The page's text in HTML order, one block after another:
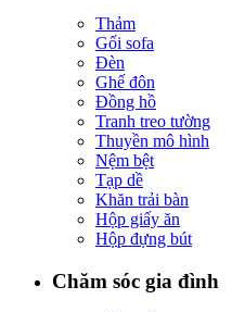
Thảm
Gối sofa
Đèn
Ghế đôn
Đồng hồ
Tranh treo tường
Thuyền mô hình
Nệm bệt
Tạp dề
Khăn trải bàn
Hộp giấy ăn
Hộp đựng bút
Chăm sóc gia đình